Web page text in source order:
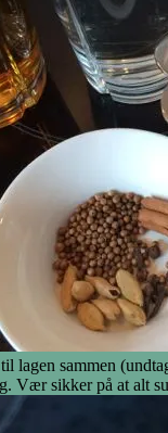
lagen sammen
Vær sikker på at alt